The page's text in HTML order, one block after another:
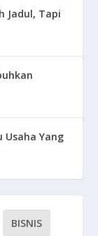
Jadul, Tapi
Usaha Yang
BISNIS